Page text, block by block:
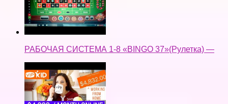
РАБОЧАЯ СИСТЕМА 1-8 «BINGO 37»(Рулетка) —